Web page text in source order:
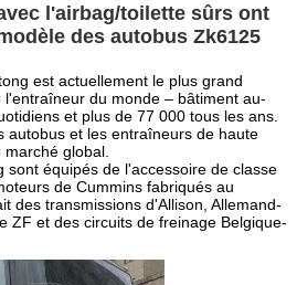
l'airbag/toilette sûrs ont
des autobus Zk6125
est actuellement le plus grand
du monde – bâtiment au-
et plus de 77 000 tous les ans.
autobus et les entraîneurs de haute
global.
sont équipés de l'accessoire de classe
de Cummins fabriqués au
des transmissions d'Allison, Allemand-
ZF et des circuits de freinage Belgique-